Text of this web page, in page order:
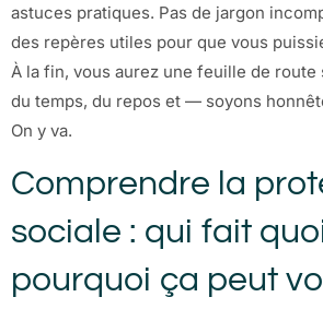
astuces pratiques. Pas de jargon
des repères utiles pour que vous
À la fin, vous aurez une feuille de
du temps, du repos et — soyons
On y va.
Comprendre la
sociale : qui fait
pourquoi ça peut